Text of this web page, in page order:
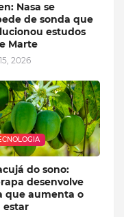
Nasa se
de sonda que
estudos
Marte
2026
do sono:
desenvolve
que aumenta o
estar